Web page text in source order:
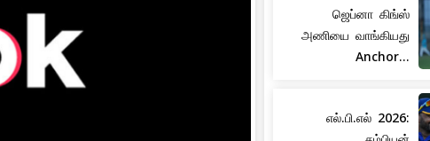
ஜெப்னா கிங்ஸ்
அணியை வாங்கியது
Anchor...
எல்.பி.எல் 2026: